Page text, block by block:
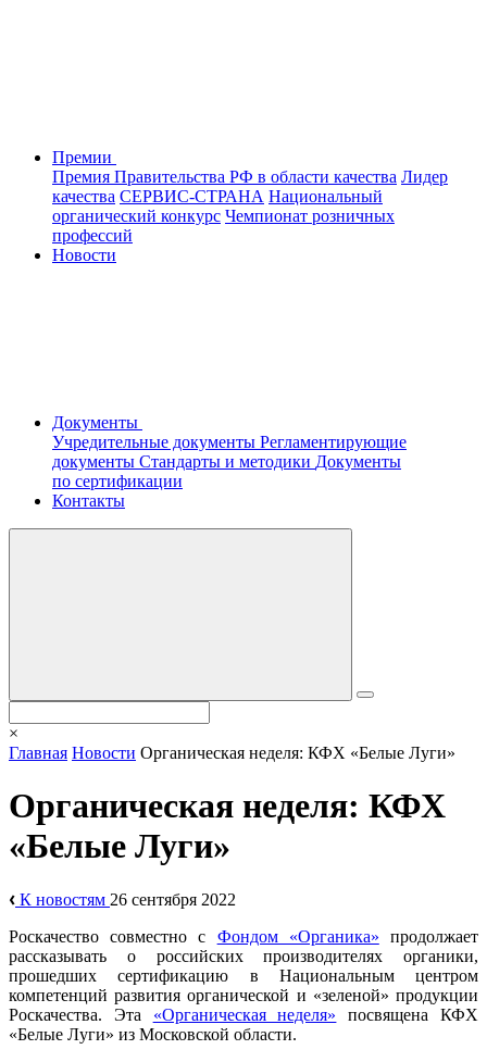
Премии
Премия Правительства РФ в области качества Лидер
качества СЕРВИС-СТРАНА Национальный
органический конкурс Чемпионат розничных
профессий
Новости
Документы
Учредительные документы Регламентирующие
документы Стандарты и методики Документы
по сертификации
Контакты
×
Главная Новости Органическая неделя: КФХ «Белые Луги»
Органическая неделя: КФХ
«Белые Луги»
К новостям 26 сентября 2022
Роскачество совместно с Фондом «Органика» продолжает
рассказывать о российских производителях органики,
прошедших сертификацию в Национальным центром
компетенций развития органической и «зеленой» продукции
Роскачества. Эта «Органическая неделя» посвящена КФХ
«Белые Луги» из Московской области.